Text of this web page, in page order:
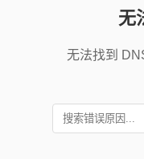
无
无法找到